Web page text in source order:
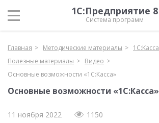
1С:Предприятие 8
Система программ
Главная Методические материалы
1С:Касса
Полезные материалы
Видео
Основные возможности «1С:Касса»
Основные возможности «1С:Касса»
11 ноября 2022
1150